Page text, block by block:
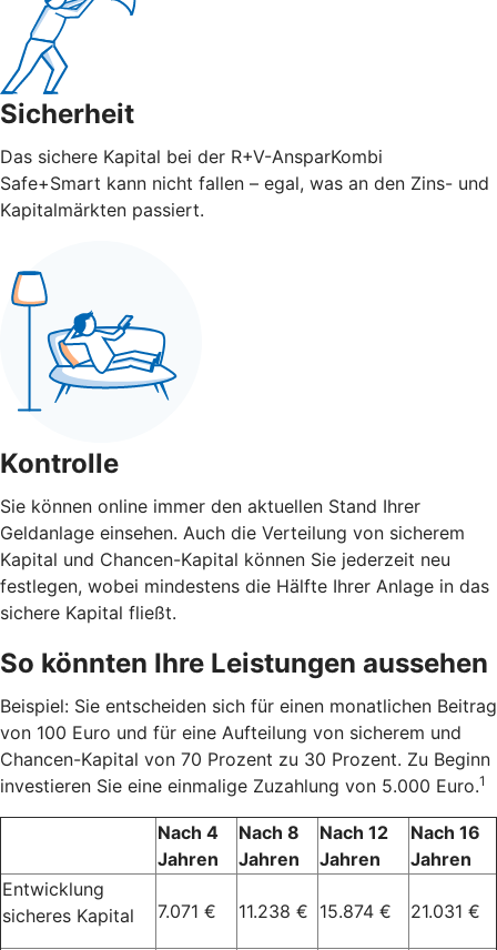
Sicherheit
Das sichere Kapital bei der R+V-AnsparKombi
Safe+Smart kann nicht fallen – egal, was an den Zins- und
Kapitalmärkten passiert.
Kontrolle
Sie können online immer den aktuellen Stand Ihrer
Geldanlage einsehen. Auch die Verteilung von sicherem
Kapital und Chancen-Kapital können Sie jederzeit neu
festlegen, wobei mindestens die Hälfte Ihrer Anlage in das
sichere Kapital fließt.
So könnten Ihre Leistungen aussehen
Beispiel: Sie entscheiden sich für einen monatlichen Beitrag
von 100 Euro und für eine Aufteilung von sicherem und
Chancen-Kapital von 70 Prozent zu 30 Prozent. Zu Beginn
investieren Sie eine einmalige Zuzahlung von 5.000 Euro.1
Nach 4
Jahren
Nach 8
Jahren
Nach 12
Jahren
Nach 16
Jahren
Entwicklung
sicheres Kapital
7.071 € 11.238 € 15.874 € 21.031 €